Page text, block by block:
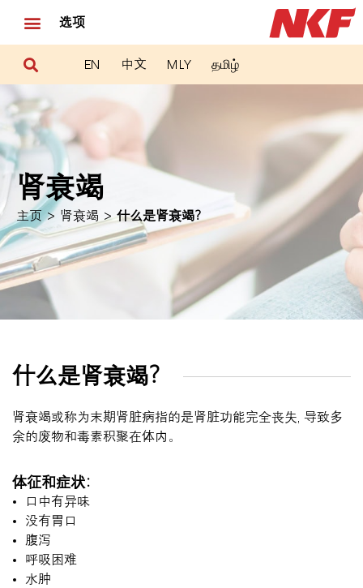
选项
EN 中文 MLY தமிழ்
肾衰竭
主页 > 肾衰竭 > 什么是肾衰竭？
什么是肾衰竭？
肾衰竭或称为末期肾脏病指的是肾脏功能完全丧失, 导致多
余的废物和毒素积聚在体内。
体征和症状：
口中有异味
没有胃口
腹泻
呼吸困难
水肿